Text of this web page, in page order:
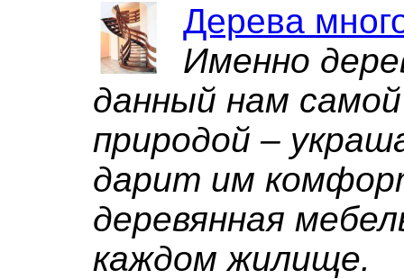
Дерева
Именно
данный нам
природой –
дарит им
деревянная
каждом жилище.